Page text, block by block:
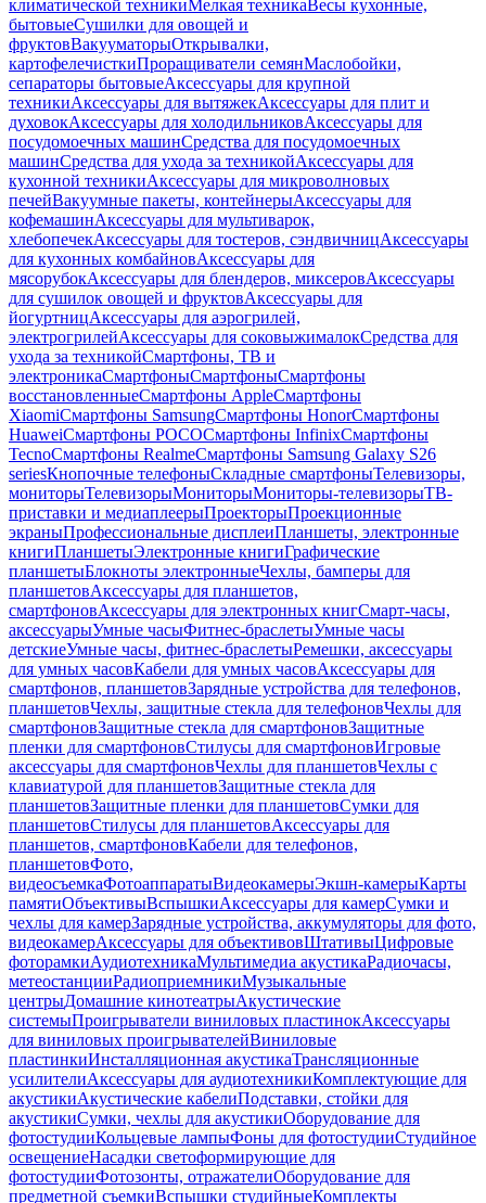
климатической техникиМелкая техникаВесы кухонные,
бытовыеСушилки для овощей и
фруктовВакууматорыОткрывалки,
картофелечисткиПроращиватели семянМаслобойки,
сепараторы бытовыеАксессуары для крупной
техникиАксессуары для вытяжекАксессуары для плит и
духовокАксессуары для холодильниковАксессуары для
посудомоечных машинСредства для посудомоечных
машинСредства для ухода за техникойАксессуары для
кухонной техникиАксессуары для микроволновых
печейВакуумные пакеты, контейнерыАксессуары для
кофемашинАксессуары для мультиварок,
хлебопечекАксессуары для тостеров, сэндвичницАксессуары
для кухонных комбайновАксессуары для
мясорубокАксессуары для блендеров, миксеровАксессуары
для сушилок овощей и фруктовАксессуары для
йогуртницАксессуары для аэрогрилей,
электрогрилейАксессуары для соковыжималокСредства для
ухода за техникойСмартфоны, ТВ и
электроникаСмартфоныСмартфоныСмартфоны
восстановленныеСмартфоны AppleСмартфоны
XiaomiСмартфоны SamsungСмартфоны HonorСмартфоны
HuaweiСмартфоны POCOСмартфоны InfinixСмартфоны
TecnoСмартфоны RealmeСмартфоны Samsung Galaxy S26
seriesКнопочные телефоныСкладные смартфоныТелевизоры,
мониторыТелевизорыМониторыМониторы-телевизорыТВ-
приставки и медиаплеерыПроекторыПроекционные
экраныПрофессиональные дисплеиПланшеты, электронные
книгиПланшетыЭлектронные книгиГрафические
планшетыБлокноты электронныеЧехлы, бамперы для
планшетовАксессуары для планшетов,
смартфоновАксессуары для электронных книгСмарт-часы,
аксессуарыУмные часыФитнес-браслетыУмные часы
детскиеУмные часы, фитнес-браслетыРемешки, аксессуары
для умных часовКабели для умных часовАксессуары для
смартфонов, планшетовЗарядные устройства для телефонов,
планшетовЧехлы, защитные стекла для телефоновЧехлы для
смартфоновЗащитные стекла для смартфоновЗащитные
пленки для смартфоновСтилусы для смартфоновИгровые
аксессуары для смартфоновЧехлы для планшетовЧехлы с
клавиатурой для планшетовЗащитные стекла для
планшетовЗащитные пленки для планшетовСумки для
планшетовСтилусы для планшетовАксессуары для
планшетов, смартфоновКабели для телефонов,
планшетовФото,
видеосъемкаФотоаппаратыВидеокамерыЭкшн-камерыКарты
памятиОбъективыВспышкиАксессуары для камерСумки и
чехлы для камерЗарядные устройства, аккумуляторы для фото,
видеокамерАксессуары для объективовШтативыЦифровые
фоторамкиАудиотехникаМультимедиа акустикаРадиочасы,
метеостанцииРадиоприемникиМузыкальные
центрыДомашние кинотеатрыАкустические
системыПроигрыватели виниловых пластинокАксессуары
для виниловых проигрывателейВиниловые
пластинкиИнсталляционная акустикаТрансляционные
усилителиАксессуары для аудиотехникиКомплектующие для
акустикиАкустические кабелиПодставки, стойки для
акустикиСумки, чехлы для акустикиОборудование для
фотостудииКольцевые лампыФоны для фотостудииСтудийное
освещениеНасадки светоформирующие для
фотостудииФотозонты, отражателиОборудование для
предметной съемкиВспышки студийныеКомплекты